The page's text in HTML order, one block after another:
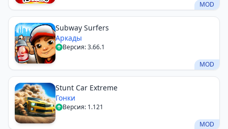
MOD
Subway Surfers
Аркады
Версия: 3.66.1
MOD
Stunt Car Extreme
Гонки
Версия: 1.121
MOD